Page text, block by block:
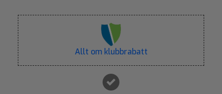
Allt om klubbrabatt